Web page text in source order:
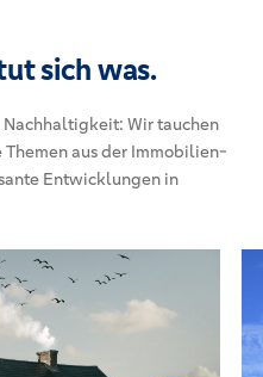
sich was.
Wir tauchen
aus der Immobilien-
Entwicklungen in